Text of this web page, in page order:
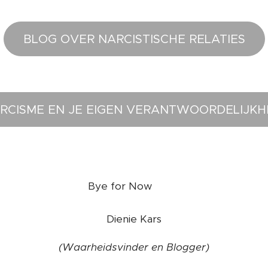
BLOG OVER NARCISTISCHE RELATIES
EN JE EIGEN
Bye for Now
Dienie Kars
(Waarheidsvinder en Blogger)